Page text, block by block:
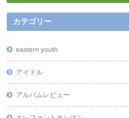
カテゴリー
eastern youth
アイドル
アルバムレビュー